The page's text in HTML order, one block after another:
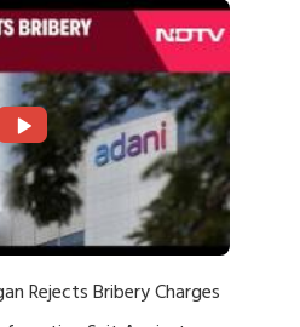
Rejects Bribery Charges